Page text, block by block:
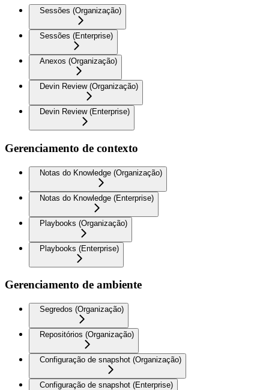
Sessões (Organização)
Sessões (Enterprise)
Anexos (Organização)
Devin Review (Organização)
Devin Review (Enterprise)
Gerenciamento de contexto
Notas do Knowledge (Organização)
Notas do Knowledge (Enterprise)
Playbooks (Organização)
Playbooks (Enterprise)
Gerenciamento de ambiente
Segredos (Organização)
Repositórios (Organização)
Configuração de snapshot (Organização)
Configuração de snapshot (Enterprise)